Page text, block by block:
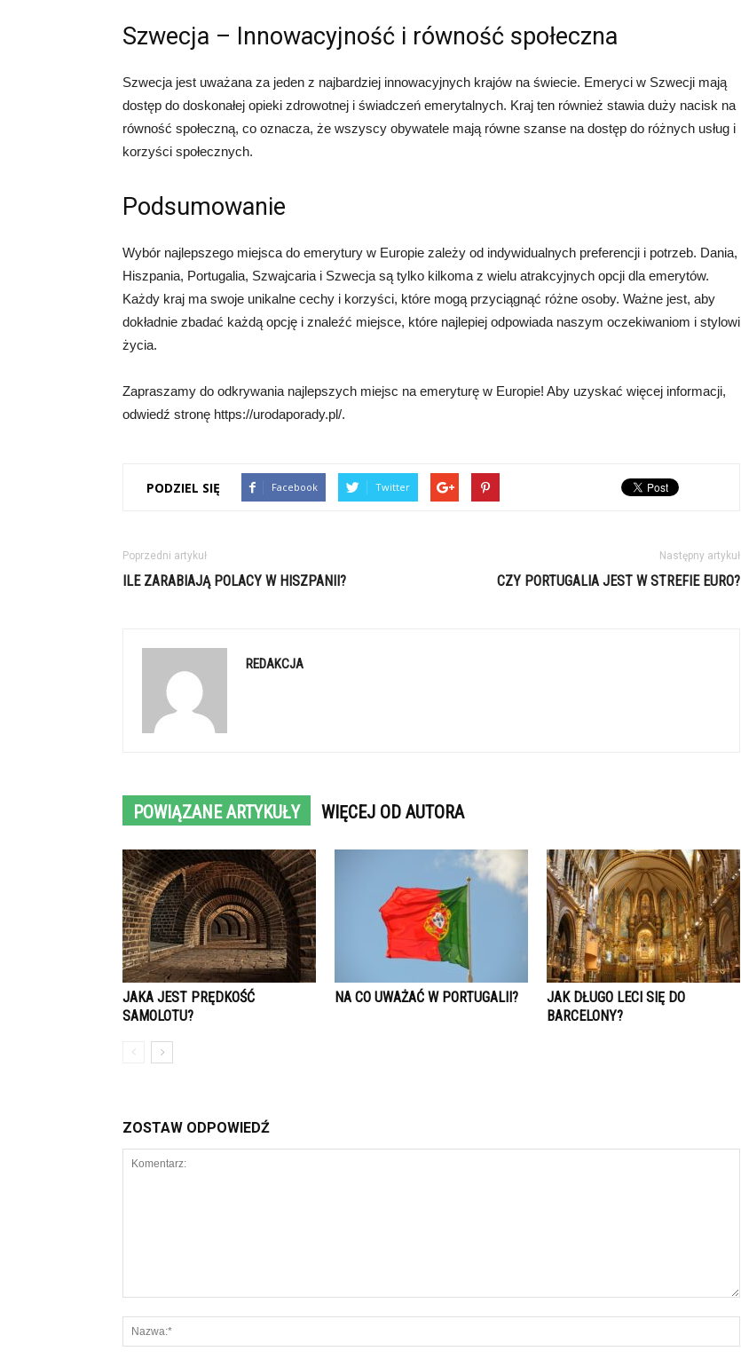
Szwecja – Innowacyjność i równość społeczna
Szwecja jest uważana za jeden z najbardziej innowacyjnych krajów na świecie. Emeryci w Szwecji mają
dostęp do doskonałej opieki zdrowotnej i świadczeń emerytalnych. Kraj ten również stawia duży nacisk na
równość społeczną, co oznacza, że ​​wszyscy obywatele mają równe szanse na dostęp do różnych usług i
korzyści społecznych.
Podsumowanie
Wybór najlepszego miejsca do emerytury w Europie zależy od indywidualnych preferencji i potrzeb. Dania,
Hiszpania, Portugalia, Szwajcaria i Szwecja są tylko kilkoma z wielu atrakcyjnych opcji dla emerytów.
Każdy kraj ma swoje unikalne cechy i korzyści, które mogą przyciągnąć różne osoby. Ważne jest, aby
dokładnie zbadać każdą opcję i znaleźć miejsce, które najlepiej odpowiada naszym oczekiwaniom i stylowi
życia.
Zapraszamy do odkrywania najlepszych miejsc na emeryturę w Europie! Aby uzyskać więcej informacji,
odwiedź stronę https://urodaporady.pl/.
PODZIEL SIĘ Facebook Twitter
Poprzedni artykuł
ILE ZARABIAJĄ POLACY W HISZPANII?
Następny artykuł
CZY PORTUGALIA JEST W STREFIE EURO?
REDAKCJA
POWIĄZANE ARTYKUŁY WIĘCEJ OD AUTORA
JAKA JEST PRĘDKOŚĆ
SAMOLOTU?
NA CO UWAŻAĆ W PORTUGALII?
JAK DŁUGO LECI SIĘ DO
BARCELONY?
ZOSTAW ODPOWIEDŹ